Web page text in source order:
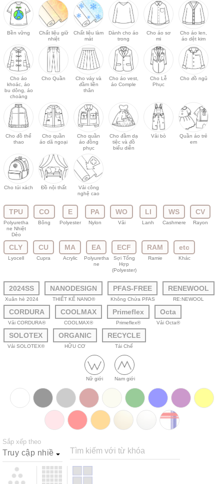
Bền vững
Chất liệu giữ
nhiệt
Chất liệu làm
mát
Dành cho áo
trong
Cho áo sơ
mi
Cho áo len,
áo dệt kim
Cho áo
khoác, áo
bu dông, áo
choàng
Cho Quần
Cho váy và
đầm liền
thân
Cho áo vest,
áo Comple
Cho Lễ
Phục
Cho đồ ngủ
Cho đồ thể
thao
Cho quần
áo dã ngoại
Cho quần
áo đồng
phục
Cho đầm dạ
tiệc và đồ
biểu diễn
Vải bò
Quần áo trẻ
em
Cho túi xách Đồ nội thất
Vải công
nghệ cao
TPU
Polyuretha
ne Nhiệt
Dẻo
CO
Bông
E
Polyester
PA
Nylon
WO
Vải
LI
Lanh
WS
Cashmere
CV
Rayon
CLY
Lyocell
CU
Cupra
MA
Acrylic
EA
Polyuretha
ne
ECF
Sợi Tổng
Hợp
(Polyester)
RAM
Ramie
etc
Khác
2024SS
Xuân hè 2024
NANODESIGN
THIẾT KẾ NANO®
PFAS-FREE
Không Chứa PFAS
RENEWOOL
RE:NEWOOL
CORDURA
Vải CORDURA®
COOLMAX
COOLMAX®
Primeflex
Primeflex®
Octa
Vải Octa®
SOLOTEX
Vải SOLOTEX®
ORGANIC
HỮU CƠ
RECYCLE
Tái Chế
Nữ giới Nam giới
Sắp xếp theo
Tìm kiếm với từ khóa